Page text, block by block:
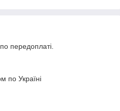
передоплаті.
по Україні